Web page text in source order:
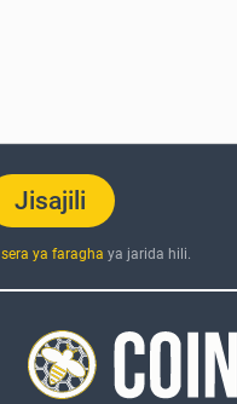
Jisajili
sera ya faragha ya jarida hili.